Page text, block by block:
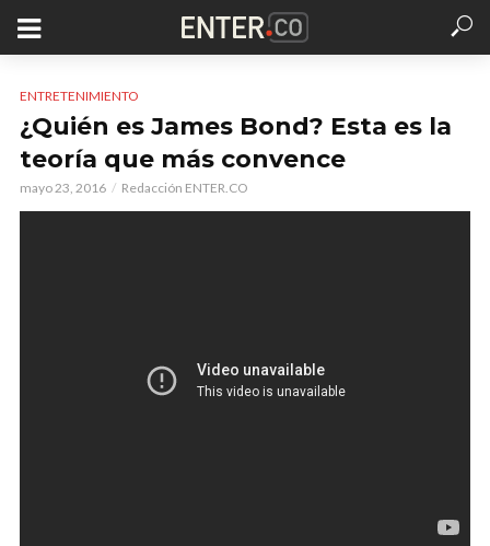
ENTRETENIMIENTO
¿Quién es James Bond? Esta es la
teoría que más convence
mayo 23, 2016 Redacción ENTER.CO